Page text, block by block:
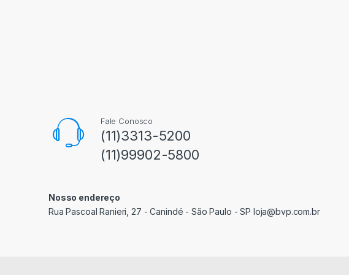
Fale Conosco
(11)3313-5200
(11)99902-5800
Nosso endereço
Rua Pascoal Ranieri, 27 - Canindé - São Paulo - SP loja@bvp.com.br